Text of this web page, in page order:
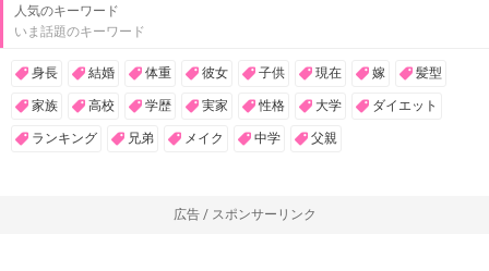
人気のキーワード
いま話題のキーワード
身長 結婚 体重 彼女 子供 現在 嫁 髪型
家族 高校 学歴 実家 性格 大学 ダイエット
ランキング 兄弟 メイク 中学 父親
広告 / スポンサーリンク